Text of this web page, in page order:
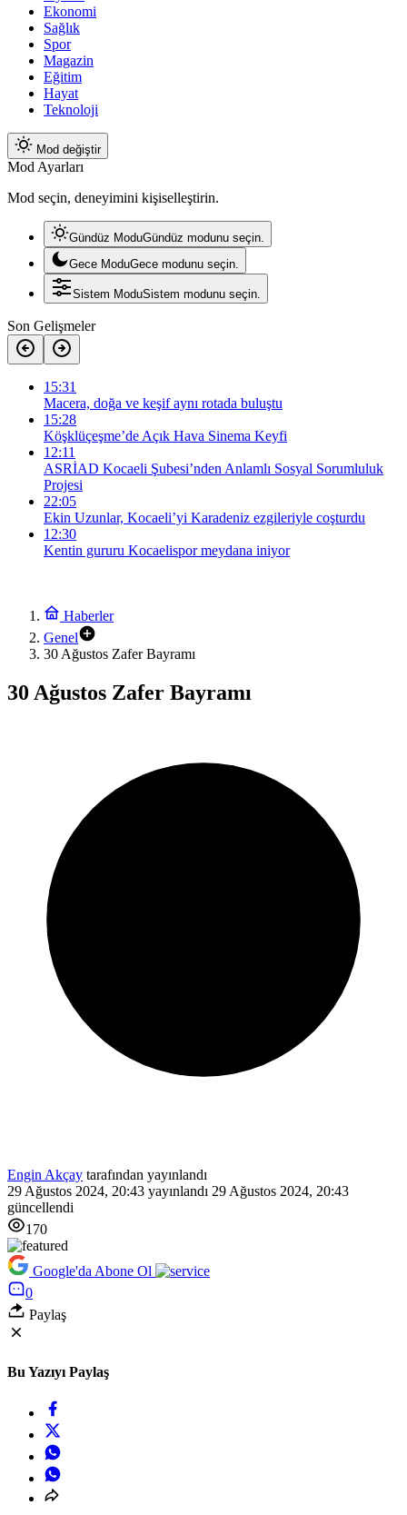
Ekonomi
Sağlık
Spor
Magazin
Eğitim
Hayat
Teknoloji
Mod değiştir
Mod Ayarları
Mod seçin, deneyimini kişiselleştirin.
Gündüz ModuGündüz modunu seçin.
Gece ModuGece modunu seçin.
Sistem ModuSistem modunu seçin.
Son Gelişmeler
15:31
Macera, doğa ve keşif aynı rotada buluştu
15:28
Köşklüçeşme’de Açık Hava Sinema Keyfi
12:11
ASRİAD Kocaeli Şubesi’nden Anlamlı Sosyal Sorumluluk
Projesi
22:05
Ekin Uzunlar, Kocaeli’yi Karadeniz ezgileriyle coşturdu
12:30
Kentin gururu Kocaelispor meydana iniyor
Haberler
Genel
30 Ağustos Zafer Bayramı
30 Ağustos Zafer Bayramı
Engin Akçay tarafından yayınlandı
29 Ağustos 2024, 20:43 yayınlandı 29 Ağustos 2024, 20:43
güncellendi
170
Google'da Abone Ol
0
Paylaş
Bu Yazıyı Paylaş